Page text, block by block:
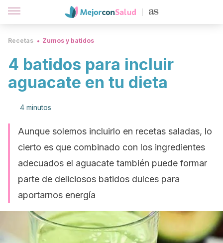
Recetas Zumos y batidos
4 batidos para incluir
aguacate en tu dieta
4 minutos
Aunque solemos incluirlo en recetas saladas, lo
cierto es que combinado con los ingredientes
adecuados el aguacate también puede formar
parte de deliciosos batidos dulces para
aportarnos energía